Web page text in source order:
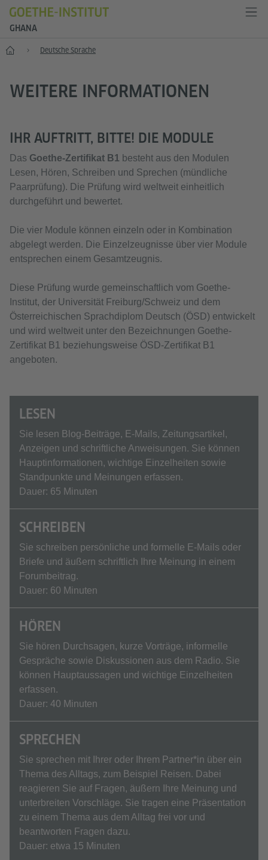
GHANA
Start Deutsche Sprache
WEITERE INFORMATIONEN
IHR AUFTRITT, BITTE! DIE MODULE
Das Goethe-Zertifikat B1 besteht aus den Modulen
Lesen, Hören, Schreiben und Sprechen (mündliche
Paarprüfung). Die Prüfung wird weltweit einheitlich
durchgeführt und bewertet.
Die vier Module können einzeln oder in Kombination
abgelegt werden. Die Einzelzeugnisse über vier Module
entsprechen einem Gesamtzeugnis.
Diese Prüfung wurde gemeinschaftlich vom Goethe-
Institut, der Universität Freiburg/Schweiz und dem
Österreichischen Sprachdiplom Deutsch (ÖSD) entwickelt
und wird weltweit unter den Bezeichnungen Goethe-
Zertifikat B1 beziehungsweise ÖSD-Zertifikat B1
angeboten.
LESEN
Sie lesen Blog-Beiträge, E‑Mails, Zeitungsartikel,
Anzeigen und schriftliche Anweisungen. Sie können
Hauptinformationen, wichtige Einzelheiten sowie
Standpunkte und Meinungen erfassen.
Dauer: 65 Minuten
SCHREIBEN
Sie schreiben persönliche und formelle E‑Mails oder
Briefe und äußern schriftlich Ihre Meinung in einem
Forumbeitrag.
Dauer: 60 Minuten
HÖREN
Sie hören Durchsagen, kurze Vorträge, informelle
Gespräche sowie Diskussionen aus dem Radio. Sie
können Hauptaussagen und wichtige Einzelheiten
erfassen.
Dauer: 40 Minuten
SPRECHEN
Sie sprechen mit Ihrer oder Ihrem Partner*in über ein
Thema des Alltags, zum Beispiel Reisen. Dabei
reagieren Sie auf Fragen, äußern Ihre Meinung und
unterbreiten Vorschläge. Sie tragen eine Präsentation
zu einem Thema aus dem Alltag frei vor und
beantworten Fragen dazu.
Dauer: etwa 15 Minuten